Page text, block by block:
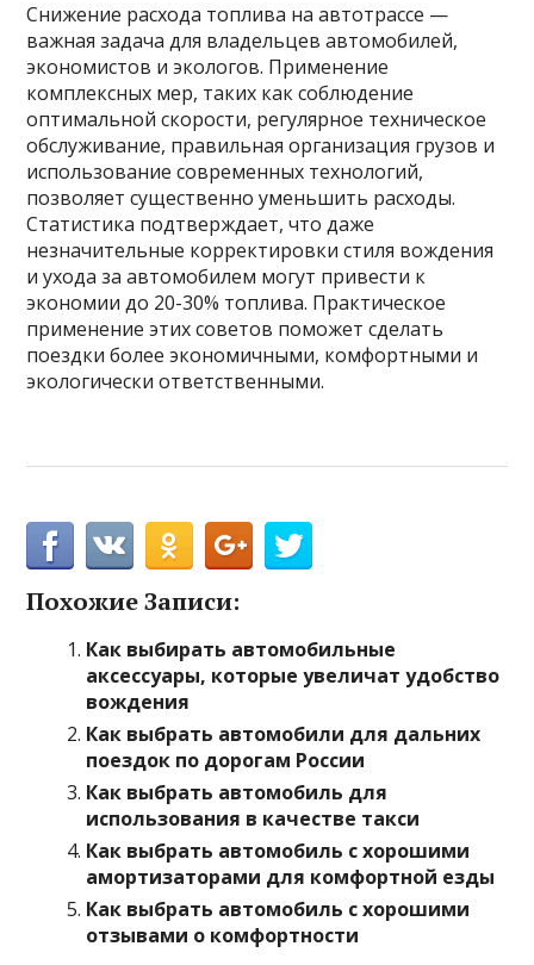
Снижение расхода топлива на автотрассе —
важная задача для владельцев автомобилей,
экономистов и экологов. Применение
комплексных мер, таких как соблюдение
оптимальной скорости, регулярное техническое
обслуживание, правильная организация грузов и
использование современных технологий,
позволяет существенно уменьшить расходы.
Статистика подтверждает, что даже
незначительные корректировки стиля вождения
и ухода за автомобилем могут привести к
экономии до 20-30% топлива. Практическое
применение этих советов поможет сделать
поездки более экономичными, комфортными и
экологически ответственными.
Похожие Записи:
Как выбирать автомобильные
аксессуары, которые увеличат удобство
вождения
Как выбрать автомобили для дальних
поездок по дорогам России
Как выбрать автомобиль для
использования в качестве такси
Как выбрать автомобиль с хорошими
амортизаторами для комфортной езды
Как выбрать автомобиль с хорошими
отзывами о комфортности